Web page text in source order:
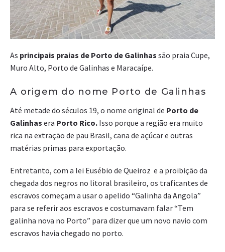
As principais praias de Porto de Galinhas são praia Cupe,
Muro Alto, Porto de Galinhas e Maracaípe.
A origem do nome Porto de Galinhas
Até metade do séculos 19, o nome original de Porto de
Galinhas era Porto Rico. Isso porque a região era muito
rica na extração de pau Brasil, cana de açúcar e outras
matérias primas para exportação.
Entretanto, com a lei Eusébio de Queiroz e a proibição da
chegada dos negros no litoral brasileiro, os traficantes de
escravos começam a usar o apelido “Galinha da Angola”
para se referir aos escravos e costumavam falar “Tem
galinha nova no Porto” para dizer que um novo navio com
escravos havia chegado no porto.